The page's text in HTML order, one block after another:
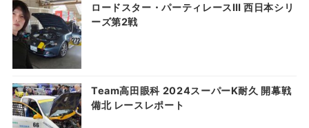
ロードスター・パーティレースⅢ 西日本シリ
ーズ第2戦
Team高田眼科 2024スーパーK耐久 開幕戦
備北 レースレポート